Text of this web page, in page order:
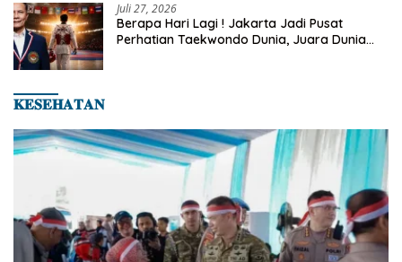
Juli 27, 2026
Berapa Hari Lagi ! Jakarta Jadi Pusat
Perhatian Taekwondo Dunia, Juara Dunia
𝐊𝐄𝐒𝐄𝐇𝐀𝐓𝐀𝐍